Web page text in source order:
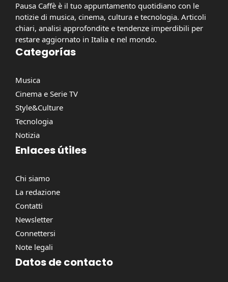
Pausa Caffè è il tuo appuntamento quotidiano con le
notizie di musica, cinema, cultura e tecnologia. Articoli
chiari, analisi approfondite e tendenze imperdibili per
restare aggiornato in Italia e nel mondo.
Categorías
Musica
Cinema e Serie TV
Style&Culture
Tecnologia
Notizia
Enlaces útiles
Chi siamo
La redazione
Contatti
Newsletter
Connettersi
Note legali
Datos de contacto